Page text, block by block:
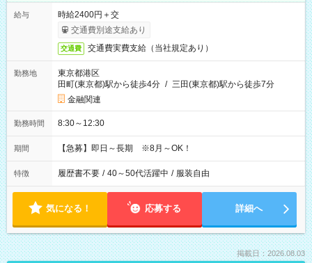
給与
時給2400円＋交
交通費別途支給あり
交通費 交通費実費支給（当社規定あり）
勤務地
東京都港区
田町(東京都)駅から徒歩4分 / 三田(東京都)駅から徒歩7分
金融関連
勤務時間 8:30～12:30
期間 【急募】即日～長期 ※8月～OK！
特徴 履歴書不要 / 40～50代活躍中 / 服装自由
気になる！ 応募する 詳細へ
掲載日：2026.08.03